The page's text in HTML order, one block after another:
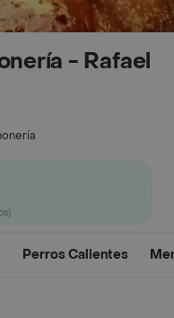
- Rafael
Perros Calientes